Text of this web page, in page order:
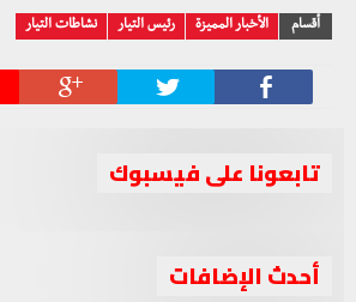
أقسام الأخبار المميزة رئيس التيار نشاطات التيار
تابعونا على فيسبوك
أحدث الإضافات